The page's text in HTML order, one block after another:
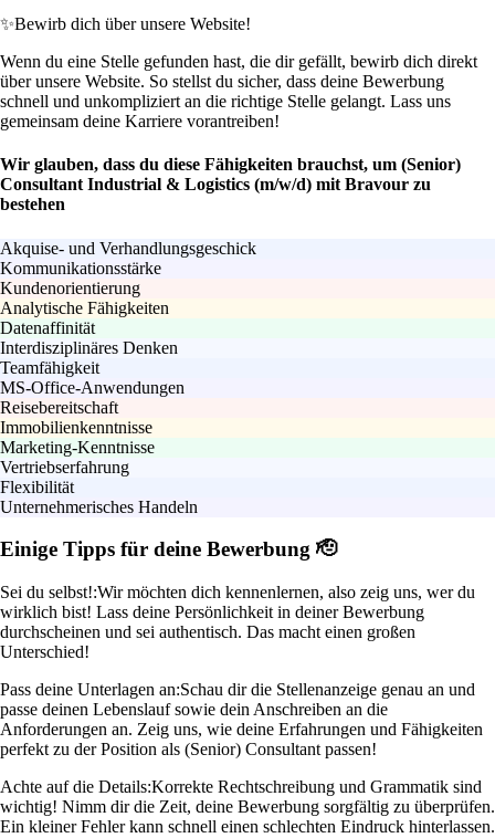
✨Bewirb dich über unsere Website!
Wenn du eine Stelle gefunden hast, die dir gefällt, bewirb dich direkt
über unsere Website. So stellst du sicher, dass deine Bewerbung
schnell und unkompliziert an die richtige Stelle gelangt. Lass uns
gemeinsam deine Karriere vorantreiben!
Wir glauben, dass du diese Fähigkeiten brauchst, um (Senior)
Consultant Industrial & Logistics (m/w/d) mit Bravour zu
bestehen
Akquise- und Verhandlungsgeschick
Kommunikationsstärke
Kundenorientierung
Analytische Fähigkeiten
Datenaffinität
Interdisziplinäres Denken
Teamfähigkeit
MS-Office-Anwendungen
Reisebereitschaft
Immobilienkenntnisse
Marketing-Kenntnisse
Vertriebserfahrung
Flexibilität
Unternehmerisches Handeln
Einige Tipps für deine Bewerbung 🫡
Sei du selbst!:Wir möchten dich kennenlernen, also zeig uns, wer du
wirklich bist! Lass deine Persönlichkeit in deiner Bewerbung
durchscheinen und sei authentisch. Das macht einen großen
Unterschied!
Pass deine Unterlagen an:Schau dir die Stellenanzeige genau an und
passe deinen Lebenslauf sowie dein Anschreiben an die
Anforderungen an. Zeig uns, wie deine Erfahrungen und Fähigkeiten
perfekt zu der Position als (Senior) Consultant passen!
Achte auf die Details:Korrekte Rechtschreibung und Grammatik sind
wichtig! Nimm dir die Zeit, deine Bewerbung sorgfältig zu überprüfen.
Ein kleiner Fehler kann schnell einen schlechten Eindruck hinterlassen.